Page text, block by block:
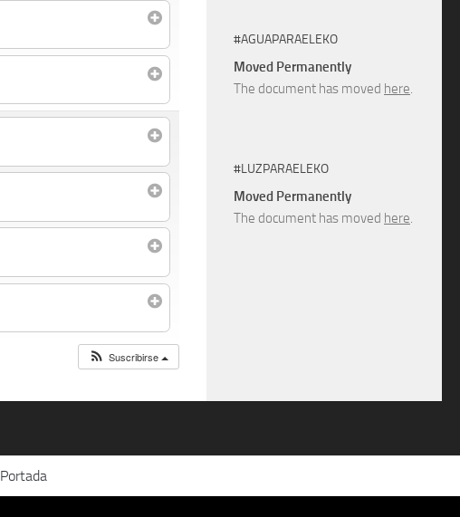
Suscribirse
#AGUAPARAELEKO
Moved Permanently
The document has moved here.
#LUZPARAELEKO
Moved Permanently
The document has moved here.
Portada